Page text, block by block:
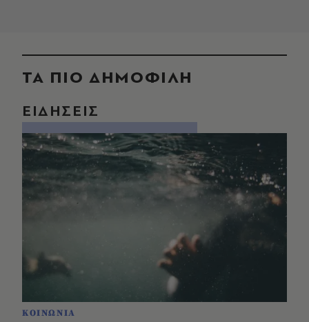
ΤΑ ΠΙΟ ΔΗΜΟΦΙΛΗ
ΕΙΔΗΣΕΙΣ
ΚΟΙΝΩΝΙΑ